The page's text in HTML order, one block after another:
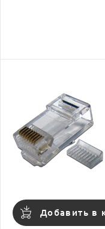
Добавить в